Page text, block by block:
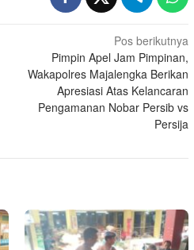
Pos berikutnya
Pimpin Apel Jam Pimpinan,
Wakapolres Majalengka Berikan
Apresiasi Atas Kelancaran
Pengamanan Nobar Persib vs
Persija